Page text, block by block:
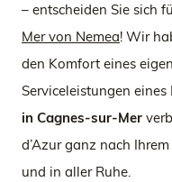
– entscheiden Sie sich
Mer von Nemea! Wir
den Komfort eines
Serviceleistungen eines
in Cagnes-sur-Mer
d’Azur ganz nach
und in aller Ruhe.